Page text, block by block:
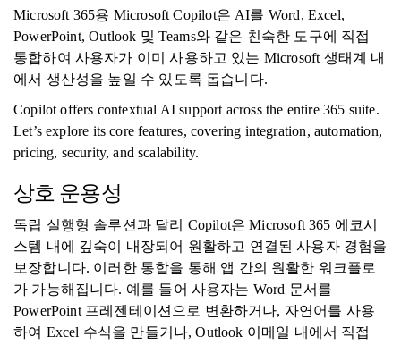
Microsoft 365용 Microsoft Copilot은 AI를 Word, Excel,
PowerPoint, Outlook 및 Teams와 같은 친숙한 도구에 직접
통합하여 사용자가 이미 사용하고 있는 Microsoft 생태계 내
에서 생산성을 높일 수 있도록 돕습니다.
Copilot offers contextual AI support across the entire 365 suite.
Let’s explore its core features, covering integration, automation,
pricing, security, and scalability.
상호 운용성
독립 실행형 솔루션과 달리 Copilot은 Microsoft 365 에코시
스템 내에 깊숙이 내장되어 원활하고 연결된 사용자 경험을
보장합니다. 이러한 통합을 통해 앱 간의 원활한 워크플로
가 가능해집니다. 예를 들어 사용자는 Word 문서를
PowerPoint 프레젠테이션으로 변환하거나, 자연어를 사용
하여 Excel 수식을 만들거나, Outlook 이메일 내에서 직접